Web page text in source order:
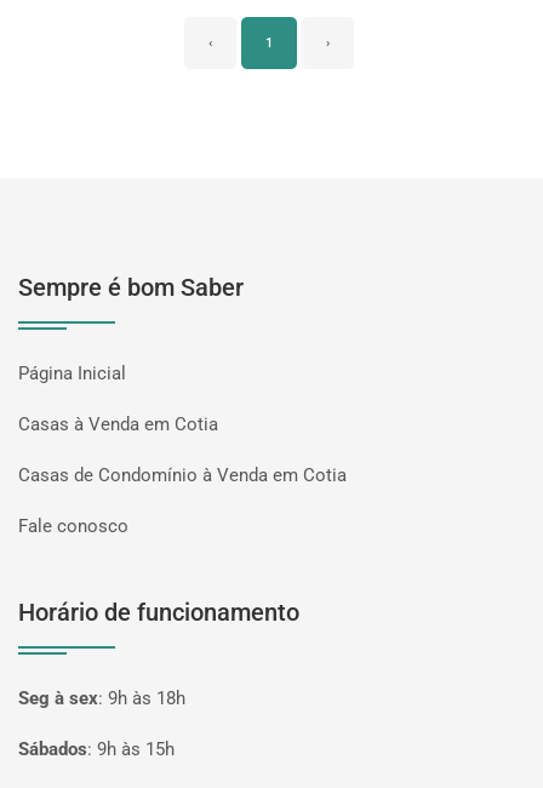
‹ 1 ›
Sempre é bom Saber
Página Inicial
Casas à Venda em Cotia
Casas de Condomínio à Venda em Cotia
Fale conosco
Horário de funcionamento
Seg à sex: 9h às 18h
Sábados: 9h às 15h